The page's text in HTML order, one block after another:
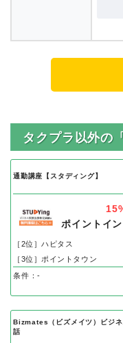
タクプラ以外の
通勤講座【スタディング】
ポイントイ
［2位］ハピタス
［3位］ポイントタウン
条件：-
Bizmates（ビズメイツ）ビジネ
話